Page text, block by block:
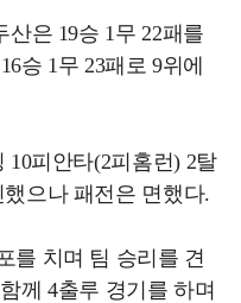
은 19승 1무 22패를
승 1무 23패로 9위에
피안타(2피홈런) 2탈
으나 패전은 면했다.
를 치며 팀 승리를 견
께 4출루 경기를 하며